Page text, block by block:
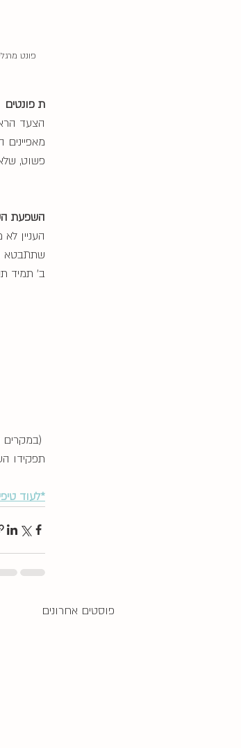
ת פונטים
הצעד
פשוט,
השפעת
העניין
שתתבטא
ב׳ תמיד
תפקידו
*לעוד
פוסטים אחרונים